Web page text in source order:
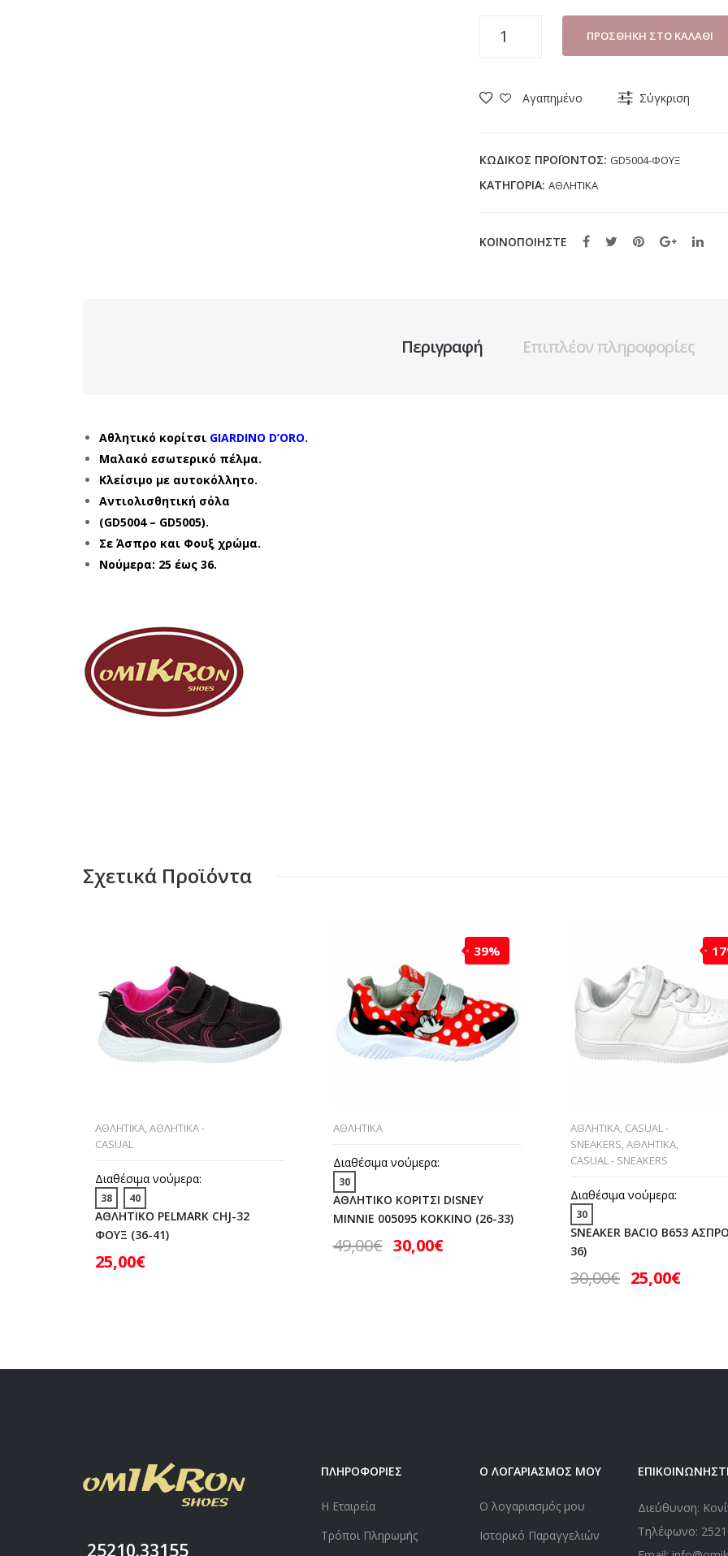
D'ORO
(25-
ΠΡΟΣΘΉΚΗ ΣΤΟ ΚΑΛΆΘΙ
Αγαπημένο Σύγκριση
ΚΩΔΙΚΌΣ ΠΡΟΪΌΝΤΟΣ: GD5004-ΦΟΥΞ
ΚΑΤΗΓΟΡΊΑ: ΑΘΛΗΤΙΚΑ
ΚΟΙΝΟΠΟΙΗΣΤΕ
Περιγραφή Επιπλέον πληροφορίες
Αθλητικό κορίτσι GIARDINO D’ORO.
Μαλακό εσωτερικό πέλμα.
Κλείσιμο με αυτοκόλλητο.
Αντιολισθητική σόλα
(GD5004 – GD5005).
Σε Άσπρο και Φουξ χρώμα.
Νούμερα: 25 έως 36.
Σχετικά Προϊόντα
ΑΘΛΗΤΙΚΑ,ΑΘΛΗΤΙΚΑ -
CASUAL
Διαθέσιμα νούμερα:
38 40
ΑΘΛΗΤΙΚΟ PELMARK CHJ-32
ΦΟΥΞ (36-41)
25,00€
39%
ΑΘΛΗΤΙΚΑ
Διαθέσιμα νούμερα:
30
ΑΘΛΗΤΙΚΟ ΚΟΡΙΤΣΙ DISNEY
MINNIE 005095 ΚΟΚΚΙΝΟ (26-33)
49,00€ 30,00€
ΑΘΛΗΤΙΚΑ, CASUAL -
SNEAKERS,ΑΘΛΗΤΙΚΑ,
CASUAL - SNEAKERS
Διαθέσιμα νούμερα:
30
SNEAKER BACIO B653
36)
30,00€ 25,00€
25210.33155
ΠΛΗΡΟΦΟΡΙΕΣ
Η Εταιρεία
Τρόποι Πληρωμής
Ο ΛΟΓΑΡΙΑΣΜΟΣ ΜΟΥ
Ο λογαριασμός μου
Ιστορικό Παραγγελιών
Διεύθυνση:
Τηλέφωνο: